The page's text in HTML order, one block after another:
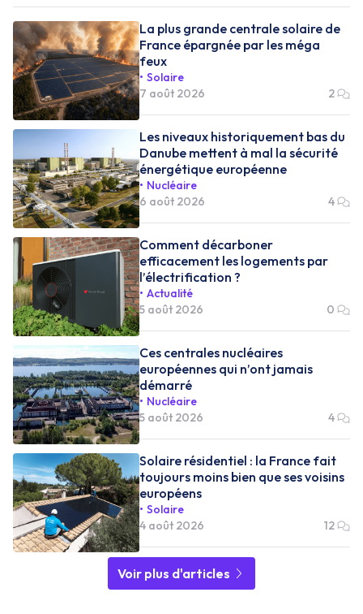
La plus grande centrale solaire de
France épargnée par les méga
feux
Solaire
7 août 2026
2
Les niveaux historiquement bas du
Danube mettent à mal la sécurité
énergétique européenne
Nucléaire
6 août 2026
4
Comment décarboner
efficacement les logements par
l’électrification ?
Actualité
5 août 2026
0
Ces centrales nucléaires
européennes qui n’ont jamais
démarré
Nucléaire
5 août 2026
4
Solaire résidentiel : la France fait
toujours moins bien que ses voisins
européens
Solaire
4 août 2026
12
Voir plus d'articles